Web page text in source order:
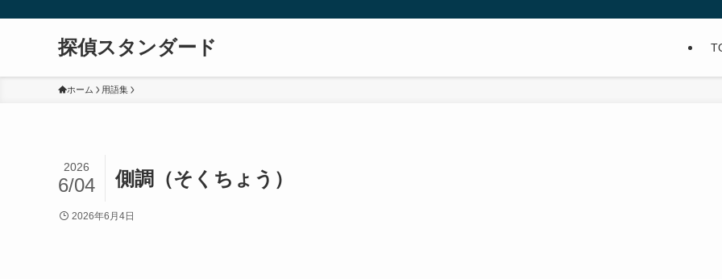
探偵スタンダード
ホーム 用語集
側調（そくちょう）
2026
6/04
2026年6月4日